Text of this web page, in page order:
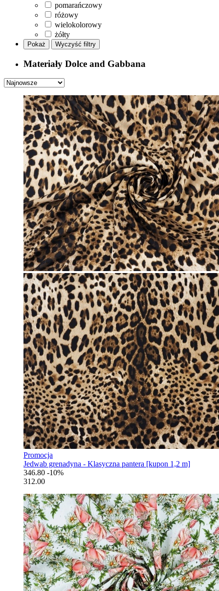
pomarańczowy
różowy
wielokolorowy
żółty
Pokaż Wyczyść filtry
Materiały Dolce and Gabbana
Promocja
Jedwab grenadyna - Klasyczna pantera [kupon 1,2 m]
346.80 -10%
312.00